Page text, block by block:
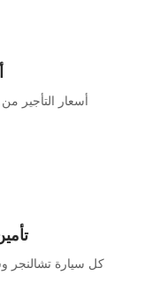
أسعار التأجير من 261 درهم/يوم بدون رسوم خفية.
كل سيارة تشالنجر